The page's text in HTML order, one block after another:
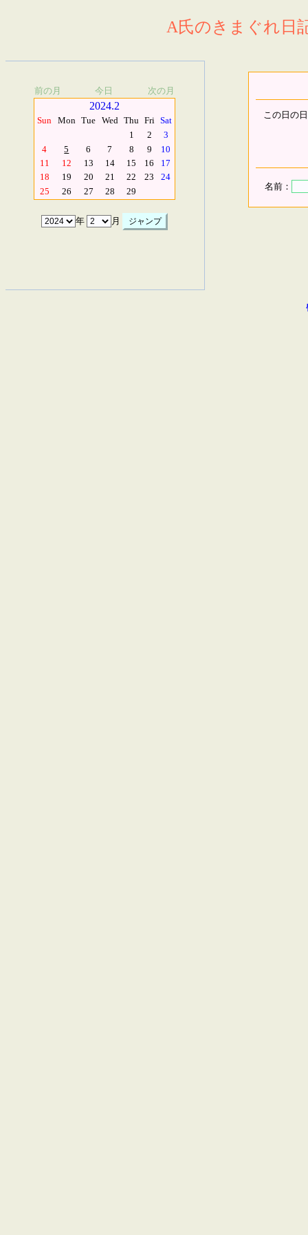
A氏のきまぐれ日
前の月 今日 次の月
2024.2
Sun Mon Tue Wed Thu Fri Sat
1
2
3
4
5 6 7 8 9
10
11
12 13 14 15 16
17
18
19 20 21 22 23
24
25
26 27 28 29
年 月
この日の
名前：